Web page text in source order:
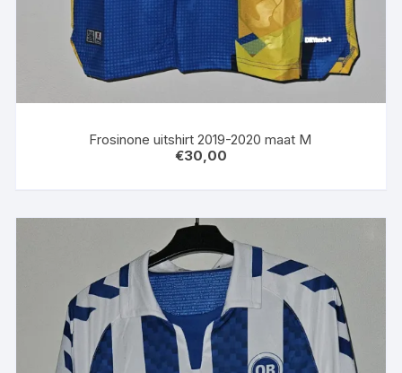
Frosinone uitshirt 2019-2020 maat M
€30,00